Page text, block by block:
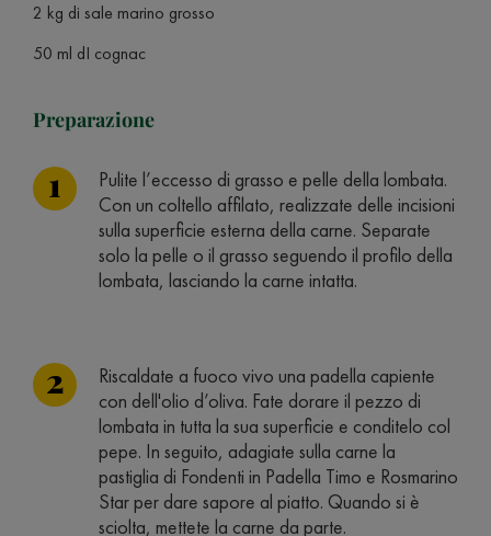
2 kg di sale marino grosso
50 ml dI cognac
Preparazione
Pulite l’eccesso di grasso e pelle della lombata.
Con un coltello affilato, realizzate delle incisioni
sulla superficie esterna della carne. Separate
solo la pelle o il grasso seguendo il profilo della
lombata, lasciando la carne intatta.
Riscaldate a fuoco vivo una padella capiente
con dell'olio d’oliva. Fate dorare il pezzo di
lombata in tutta la sua superficie e conditelo col
pepe. In seguito, adagiate sulla carne la
pastiglia di Fondenti in Padella Timo e Rosmarino
Star per dare sapore al piatto. Quando si è
sciolta, mettete la carne da parte.